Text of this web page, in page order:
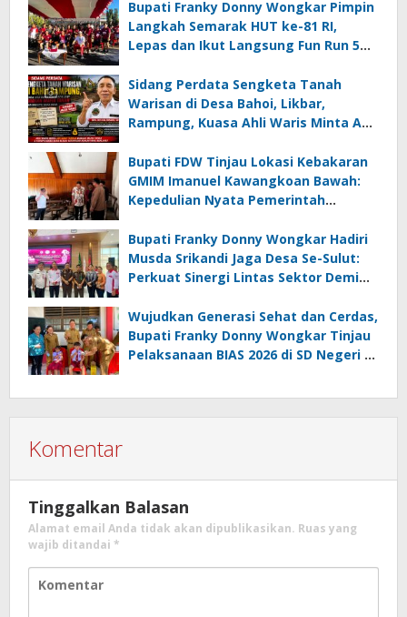
Bupati Franky Donny Wongkar Pimpin
Langkah Semarak HUT ke-81 RI,
Lepas dan Ikut Langsung Fun Run 5
Sidang Perdata Sengketa Tanah
Warisan di Desa Bahoi, Likbar,
Rampung, Kuasa Ahli Waris Minta APH
Korupsi Dandes
Bupati FDW Tinjau Lokasi Kebakaran
GMIM Imanuel Kawangkoan Bawah:
Kepedulian Nyata Pemerintah
Terdampak
Bupati Franky Donny Wongkar Hadiri
Musda Srikandi Jaga Desa Se-Sulut:
Perkuat Sinergi Lintas Sektor Demi
Wujudkan Generasi Sehat dan Cerdas,
Bupati Franky Donny Wongkar Tinjau
Pelaksanaan BIAS 2026 di SD Negeri 2
Komentar
Tinggalkan Balasan
Alamat email Anda tidak akan dipublikasikan. Ruas yang
wajib ditandai *